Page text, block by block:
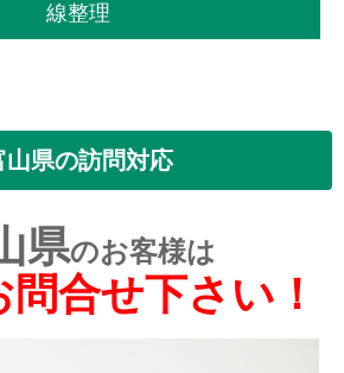
線整理
山県の訪問対応
県のお客様は
合せ下さい！